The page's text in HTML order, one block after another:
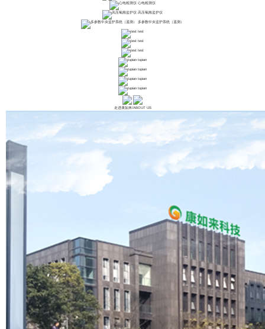
心电检测仪
高压氧舱监护仪
多参数中央监护系统（遥测）
test
test
test
tupian
tupian
tupian
tupian
走进康如来/ABOUT US